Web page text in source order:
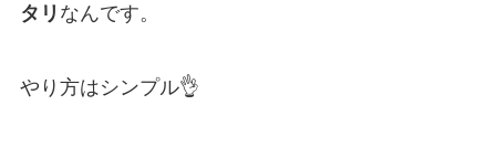
タリ なんです。
やり方はシンプル👌